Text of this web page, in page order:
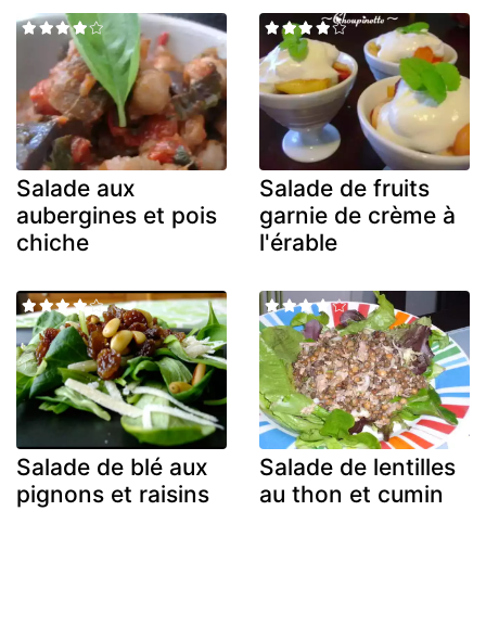
Salade aux
aubergines et pois
chiche
Salade de fruits
garnie de crème à
l'érable
Salade de blé aux
pignons et raisins
Salade de lentilles
au thon et cumin